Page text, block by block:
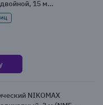
15 м
NIKOMAX